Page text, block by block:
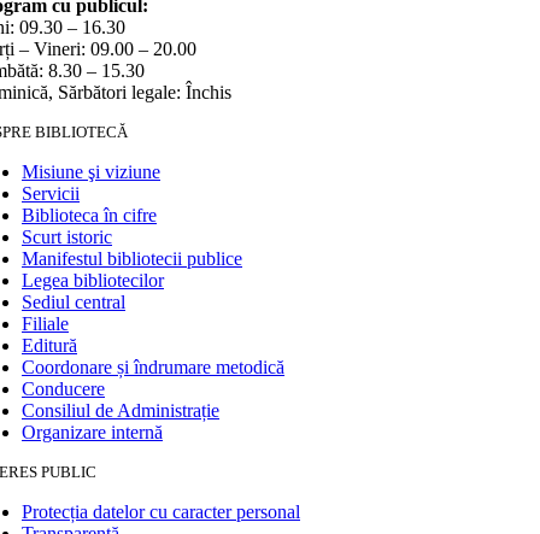
cu publicul:
09.30 – 16.30
– Vineri: 09.00 – 20.00
8.30 – 15.30
Sărbători legale: Închis
BIBLIOTECĂ
Misiune şi viziune
Servicii
Biblioteca în cifre
Scurt istoric
Manifestul bibliotecii publice
Legea bibliotecilor
Sediul central
Filiale
Editură
Coordonare și îndrumare metodică
Conducere
Consiliul de Administrație
Organizare internă
PUBLIC
Protecția datelor cu caracter personal